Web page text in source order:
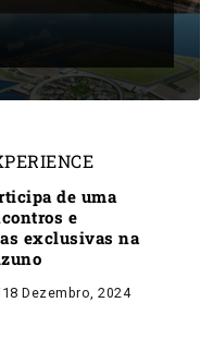
de uma
e
exclusivas na
18 Dezembro, 2024